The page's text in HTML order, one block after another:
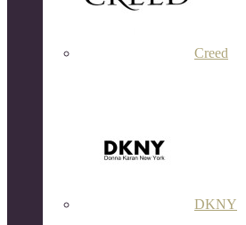
Creed
DKNY